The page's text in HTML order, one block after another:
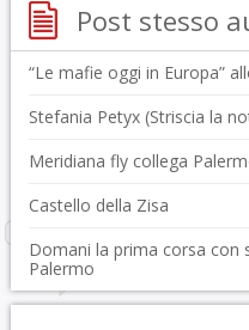
Post stesso
“Le mafie oggi in Europa”
Stefania Petyx (Striscia la
Meridiana fly collega
Castello della Zisa
Domani la prima corsa con
Palermo